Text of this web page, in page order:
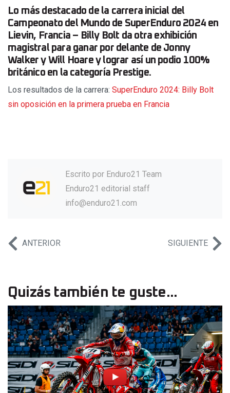
Lo más destacado de la carrera inicial del
Campeonato del Mundo de SuperEnduro 2024 en
Lievin, Francia – Billy Bolt da otra exhibición
magistral para ganar por delante de Jonny
Walker y Will Hoare y lograr así un podio 100%
británico en la categoría Prestige.
Los resultados de la carrera: SuperEnduro 2024: Billy Bolt
sin oposición en la primera prueba en Francia
Escrito por Enduro21 Team
Enduro21 editorial staff
info@enduro21.com
ANTERIOR SIGUIENTE
Quizás también te guste...